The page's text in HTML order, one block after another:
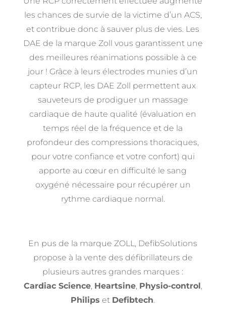
les chances de survie de la victime d’un ACS,
et contribue donc à sauver plus de vies. Les
DAE de la marque Zoll vous garantissent une
des meilleures réanimations possible à ce
jour ! Grâce à leurs électrodes munies d’un
capteur RCP, les DAE Zoll permettent aux
sauveteurs de prodiguer un massage
cardiaque de haute qualité (évaluation en
temps réel de la fréquence et de la
profondeur des compressions thoraciques,
pour votre confiance et votre confort) qui
apporte au cœur en difficulté le sang
oxygéné nécessaire pour récupérer un
rythme cardiaque normal.
En pus de la marque ZOLL, DefibSolutions
propose à la vente des défibrillateurs de
plusieurs autres grandes marques :
Cardiac Science, Heartsine, Physio-control,
Philips et Defibtech.